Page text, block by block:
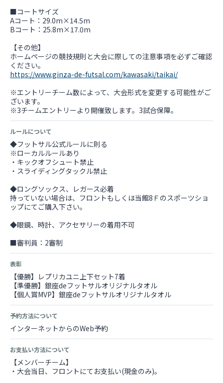
■コートサイズ
Aコート：29.0m×14.5m
Bコート：25.8m×17.0m
【その他】
ホームページの競技規則と大会に際しての注意事項を必ずご確認
https://www.ginza-de-futsal.com/kawasaki/taikai/
※エントリーチーム数によって、大会形式を変更する可能性がご
ざいます。
※3チームエントリーより開催致します。3試合保障。
ルールについて
◆フットサル公式ルールに則る
※ローカルルールあり
・キックオフシュート禁止
・スライディングタックル禁止
◆ロングソックス、レガース必着
持っていない場合は、フロントもしくは当館8Ｆのスポーツショ
ップにてご購入下さい。
◆眼鏡、時計、アクセサリーの着用不可
■審判員：2審制
表彰
【優勝】レプリカユニ上下セット7着
【準優勝】銀座deフットサルオリジナルタオル
【個人賞MVP】銀座deフットサルオリジナルタオル
予約方法について
インターネットからのWeb予約
お支払い方法について
【メンバーチーム】
・大会当日、フロントにてお支払い(現金のみ)。